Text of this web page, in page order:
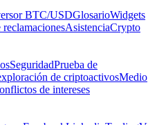
BTC/USDGlosarioWidgets
AsistenciaCrypto
SeguridadPrueba de
de criptoactivosMedio
de intereses